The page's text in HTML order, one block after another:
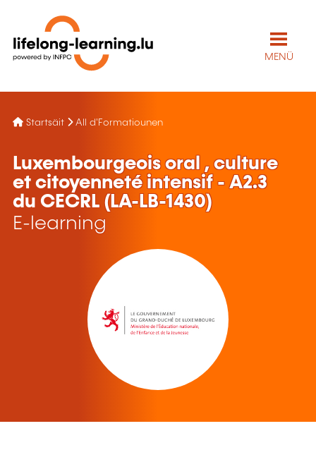
MENÜ
Startsäit All d'Formatiounen
Luxembourgeois oral , culture
et citoyenneté intensif - A2.3
du CECRL (LA-LB-1430)
E-learning